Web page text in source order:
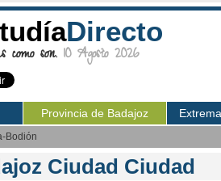
Directo
como son. 10 Agosto 2026
Provincia de Badajoz
Bodión
Ciudad Ciudad